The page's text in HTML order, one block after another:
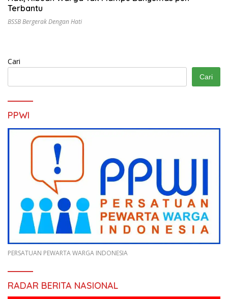
Terbantu
BSSB Bergerak Dengan Hati
Cari
Cari
PPWI
PERSATUAN PEWARTA WARGA INDONESIA
RADAR BERITA NASIONAL